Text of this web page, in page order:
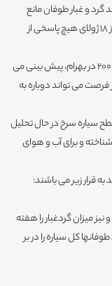
گرد و غبار طوفان مانع
دریافت انرژی خورشیدی و شارژ باطریهای آن می شود. از 18 ژولای هیچ پاسخی از
بر اساس تحقیقات قبلی ناسا در مورد طوفانی در سال 2001 در بهرام، پیش بینی می
می تواند دوباره به
سیاره سرخ در حال تحلیل
شناخته و برای آب و هوای
قرار زیر می باشند:
میزان گردغبار را هفته
کل سیاره را در بر